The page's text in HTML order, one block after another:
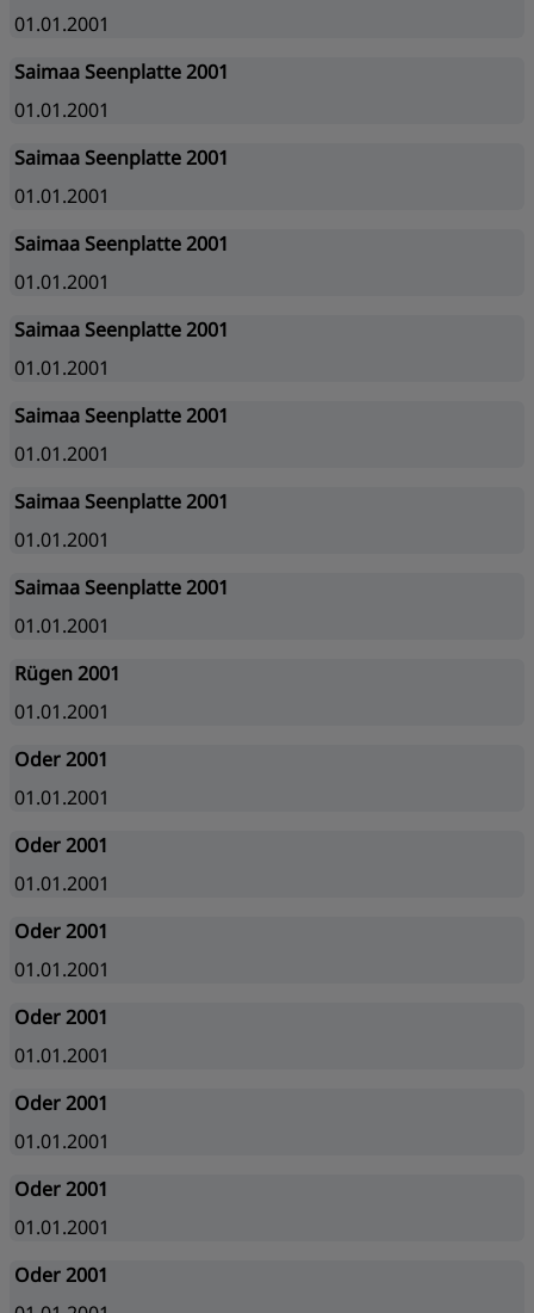
01.01.2001
Saimaa Seenplatte 2001
01.01.2001
Saimaa Seenplatte 2001
01.01.2001
Saimaa Seenplatte 2001
01.01.2001
Saimaa Seenplatte 2001
01.01.2001
Saimaa Seenplatte 2001
01.01.2001
Saimaa Seenplatte 2001
01.01.2001
Saimaa Seenplatte 2001
01.01.2001
Rügen 2001
01.01.2001
Oder 2001
01.01.2001
Oder 2001
01.01.2001
Oder 2001
01.01.2001
Oder 2001
01.01.2001
Oder 2001
01.01.2001
Oder 2001
01.01.2001
Oder 2001